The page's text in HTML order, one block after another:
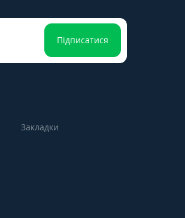
Підписатися
Закладки